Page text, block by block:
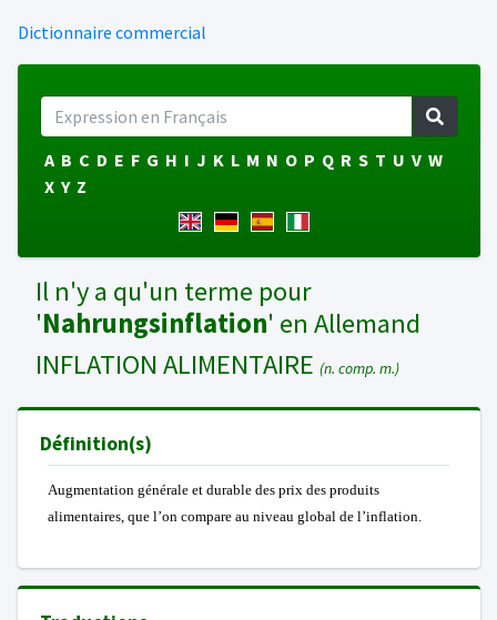
Dictionnaire commercial
A B C D E F G H I J K L M N O P Q R S T U V W
X Y Z
Il n'y a qu'un terme pour
'Nahrungsinflation' en Allemand
INFLATION ALIMENTAIRE (n. comp. m.)
Définition(s)
Augmentation générale et durable des prix des produits
alimentaires, que l’on compare au niveau global de l’inflation.